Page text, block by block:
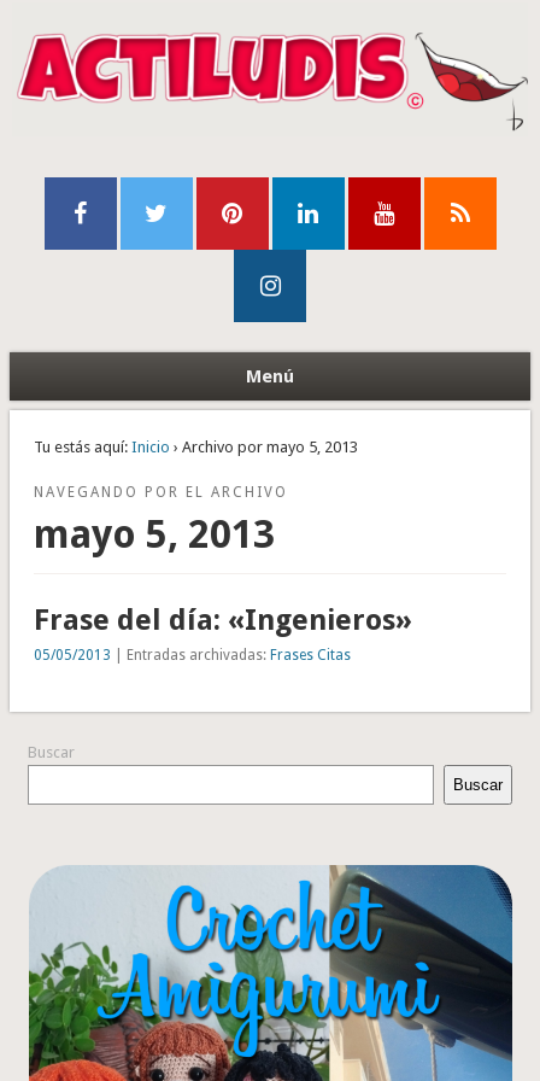
Menú
Tu estás aquí: Inicio › Archivo por mayo 5, 2013
NAVEGANDO POR EL ARCHIVO
mayo 5, 2013
Frase del día: «Ingenieros»
05/05/2013 | Entradas archivadas: Frases Citas
Buscar
Buscar